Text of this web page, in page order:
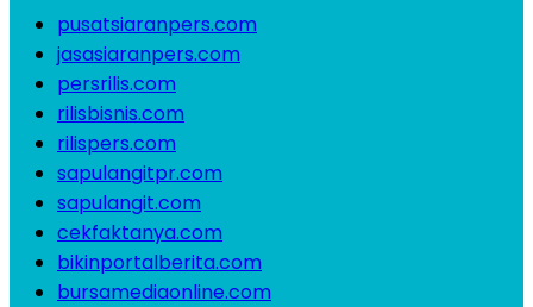
pusatsiaranpers.com
jasasiaranpers.com
persrilis.com
rilisbisnis.com
rilispers.com
sapulangitpr.com
sapulangit.com
cekfaktanya.com
bikinportalberita.com
bursamediaonline.com